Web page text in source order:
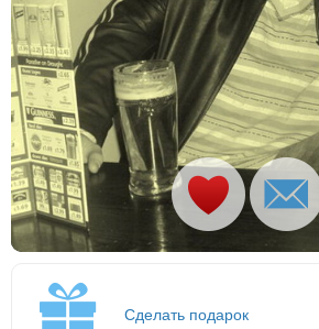
Сделать подарок